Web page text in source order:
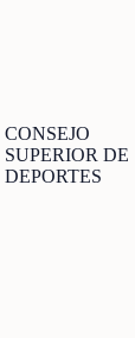
CONSEJO
SUPERIOR DE
DEPORTES